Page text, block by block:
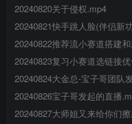
20240820关于侵权.mp4
20240821快手跳人脸(伴侣新
20240822推荐流小赛道搭建
20240823复习小赛道选链接
20240824大金总-宝子哥团队
20240826宝子哥发起的直播
20240827大师姐又来给你们